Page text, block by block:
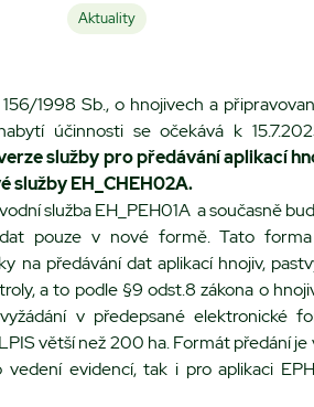
Aktuality
1998 Sb., o hnojivech a
účinnosti se očekává k
služby pro předávání aplikací
služby EH_CHEH02A.
služba EH_PEH01A a současně
pouze v nové formě. Tato
na předávání dat aplikací hnojiv,
a to podle §9 odst.8 zákona o
v předepsané elektronické
větší než 200 ha. Formát předání
evidencí, tak i pro aplikaci